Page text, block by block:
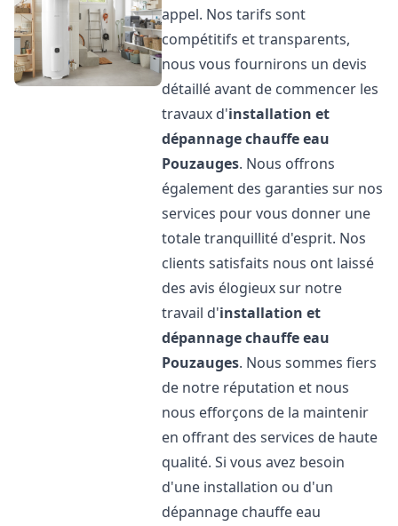
appel. Nos tarifs sont
compétitifs et transparents,
nous vous fournirons un devis
détaillé avant de commencer les
travaux d'installation et
dépannage chauffe eau
Pouzauges. Nous offrons
également des garanties sur nos
services pour vous donner une
totale tranquillité d'esprit. Nos
clients satisfaits nous ont laissé
des avis élogieux sur notre
travail d'installation et
dépannage chauffe eau
Pouzauges. Nous sommes fiers
de notre réputation et nous
nous efforçons de la maintenir
en offrant des services de haute
qualité. Si vous avez besoin
d'une installation ou d'un
dépannage chauffe eau